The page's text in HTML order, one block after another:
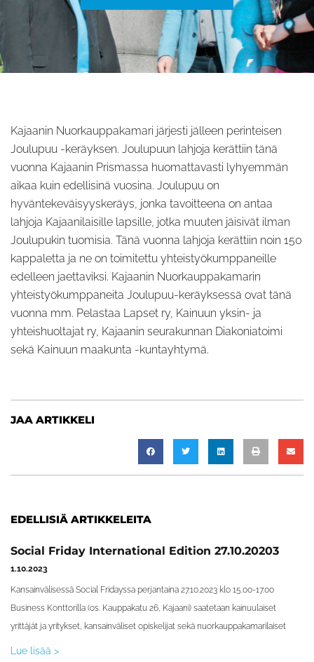
Kajaanin Nuorkauppakamari järjesti jälleen perinteisen
Joulupuu -keräyksen. Joulupuun lahjoja kerättiin tänä
vuonna Kajaanin Prismassa huomattavasti lyhyemmän
aikaa kuin edellisinä vuosina. Joulupuu on
hyväntekeväisyyskeräys, jonka tavoitteena on antaa
lahjoja Kajaanilaisille lapsille, jotka muuten jäisivät ilman
Joulupukin tuomisia. Tänä vuonna lahjoja kerättiin noin 150
kappaletta ja ne on toimitettu yhteistyökumppaneille
edelleen jaettaviksi. Kajaanin Nuorkauppakamarin
yhteistyökumppaneita Joulupuu-keräyksessä ovat tänä
vuonna mm. Pelastaa Lapset ry, Kainuun yksin- ja
yhteishuoltajat ry, Kajaanin seurakunnan Diakoniatoimi
sekä Kainuun maakunta -kuntayhtymä.
JAA ARTIKKELI
EDELLISIÄ ARTIKKELEITA
Social Friday International Edition 27.10.20203
1.10.2023
Kansainvälisessä Social Fridayssa perjantaina 27.10.2023 klo 15.00-17.00
Business Konttorilla (os. Kauppakatu 26, Kajaani) saatetaan kainuulaiset
yrittäjät ja yritykset, kansainväliset opiskelijat sekä nuorkauppakamarilaiset
Lue lisää >